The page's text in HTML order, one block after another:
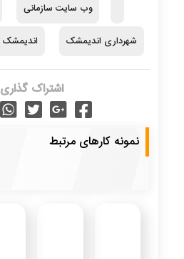
وب سایت سازمانی
شهرداری اندیمشک اندیمشک
اشتراک گذاری
نمونه کارهای مرتبط